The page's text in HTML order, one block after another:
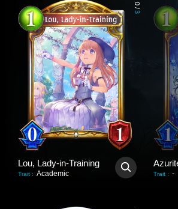
0
/
3
Lou, Lady-in-Training
Trait : Academic Trait : -